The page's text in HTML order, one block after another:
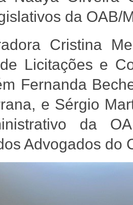
da
Cristina
Licitações e
Fernanda
e Sérgio
da
Advogados do